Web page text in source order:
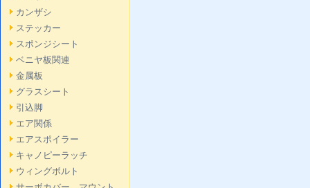
カンザシ
ステッカー
スポンジシート
ベニヤ板関連
金属板
グラスシート
引込脚
エア関係
エアスポイラー
キャノピーラッチ
ウィングボルト